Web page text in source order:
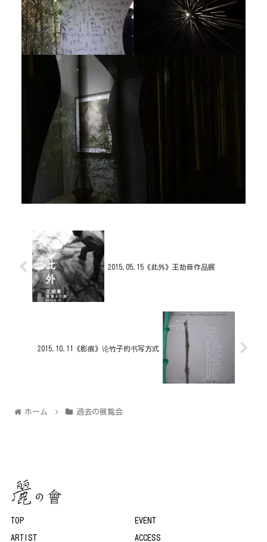
2015.05.15《此外》王劼音作品展
2015.10.11《影痕》论竹子的书写方式
ホーム 過去の展覧会
TOP EVENT
ARTIST ACCESS